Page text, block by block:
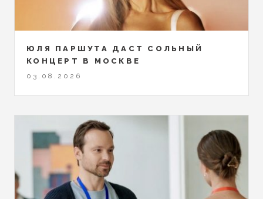
ЮЛЯ ПАРШУТА ДАСТ СОЛЬНЫЙ
КОНЦЕРТ В МОСКВЕ
03.08.2026